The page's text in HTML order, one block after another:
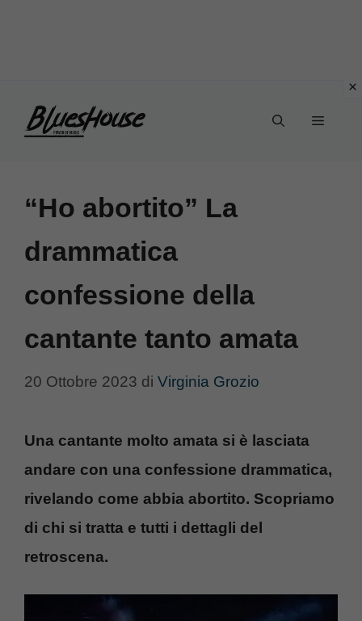
Menu
“Ho abortito” La
drammatica
confessione della
cantante tanto amata
20 Ottobre 2023 di Virginia Grozio
Una cantante molto amata si è lasciata
andare con una confessione drammatica,
rivelando come abbia abortito. Scopriamo
di chi si tratta e tutti i dettagli del
retroscena.